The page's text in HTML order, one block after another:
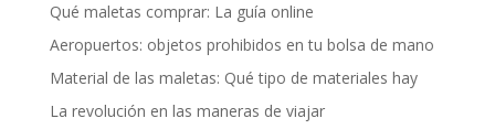
Qué maletas comprar: La guía online
Aeropuertos: objetos prohibidos en tu bolsa de mano
Material de las maletas: Qué tipo de materiales hay
La revolución en las maneras de viajar